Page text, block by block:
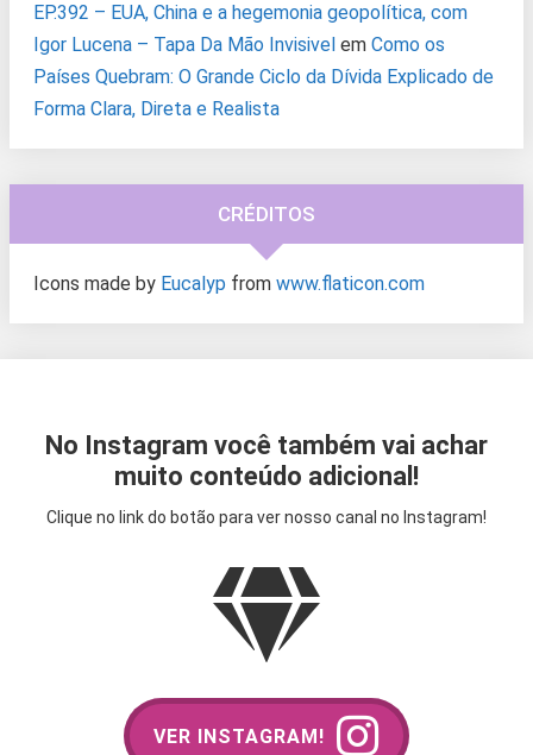
EP.392 – EUA, China e a hegemonia geopolítica, com
Igor Lucena – Tapa Da Mão Invisivel em Como os
Países Quebram: O Grande Ciclo da Dívida Explicado de
Forma Clara, Direta e Realista
CRÉDITOS
Icons made by Eucalyp from www.flaticon.com
No Instagram você também vai achar
muito conteúdo adicional!
Clique no link do botão para ver nosso canal no Instagram!
VER INSTAGRAM!